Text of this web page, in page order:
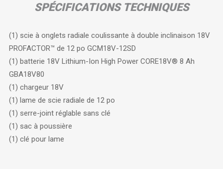
SPÉCIFICATIONS TECHNIQUES
(1) scie à onglets radiale coulissante à double inclinaison 18V
PROFACTOR™ de 12 po GCM18V-12SD
(1) batterie 18V Lithium-Ion High Power CORE18V® 8 Ah
GBA18V80
(1) chargeur 18V
(1) lame de scie radiale de 12 po
(1) serre-joint réglable sans clé
(1) sac à poussière
(1) clé pour lame